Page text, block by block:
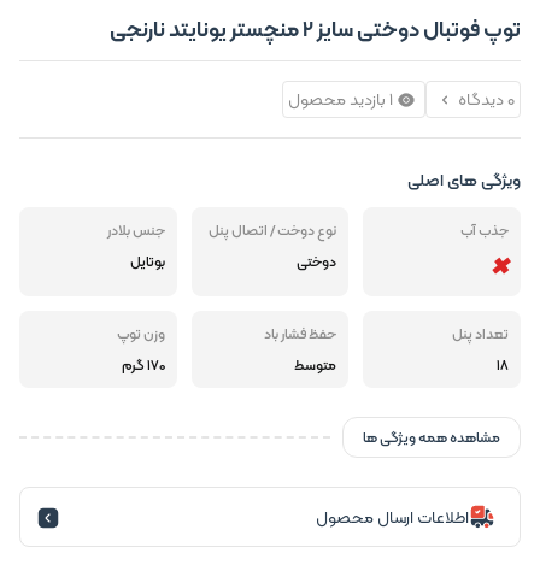
توپ فوتبال دوختی سایز 2 منچستر یونایتد نارنجی
0 دیدگاه 1 بازدید محصول
ویژگی های اصلی
جذب آب
نوع دوخت / اتصال پنل
دوختی
جنس بلادر
بوتایل
تعداد پنل
18
حفظ فشار باد
متوسط
وزن توپ
170 گرم
مشاهده همه ویژگی ها
اطلاعات ارسال محصول